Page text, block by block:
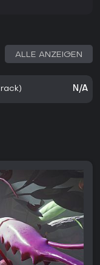
ALLE ANZEIGEN
N/A